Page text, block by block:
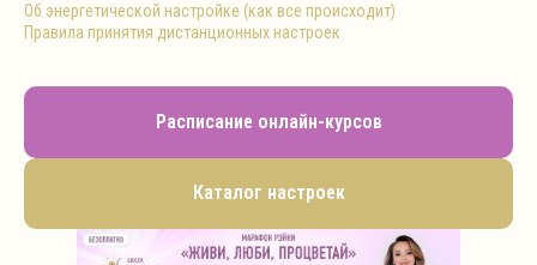
Об энергетической настройке (как все происходит)
Правила принятия дистанционных настроек
Расписание онлайн-курсов
Каталог настроек